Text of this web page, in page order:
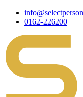
0162-226200